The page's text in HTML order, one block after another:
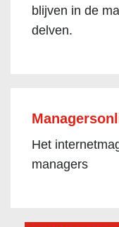
blijven in de
delven.
Het
managers